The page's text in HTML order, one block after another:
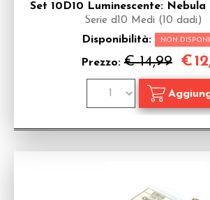
Set 10D10 Luminescente:
Serie d10 Medi (10 dadi)
Disponibilità: NON
Prezzo: € 14,99 €